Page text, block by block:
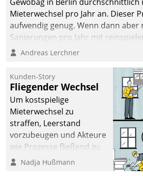
Mieterwechsel pro Jahr an. Dieser
aufwendig genug. Wenn dann aber
Sanierungen pro Jahr mit
Betreuungs- und
kommunale
gemeinsam mit der Berliner
Teilprozess der Objektsanierung
Andreas Lerchner
Kunden-Story
Fliegender Wechsel
Um kostspielige
Mieterwechsel zu
straffen, Leerstand
vorzubeugen und Akteure
wie Prozesse fließend zu
vernetzen, nutzt die
Nadja Hußmann